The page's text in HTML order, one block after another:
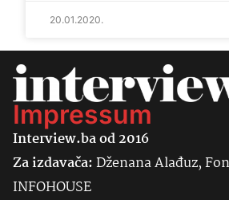
20.01.2020.
Impressum
Interview.ba od 2016
Za izdavača:Dženana Alađuz,
INFOHOUSE